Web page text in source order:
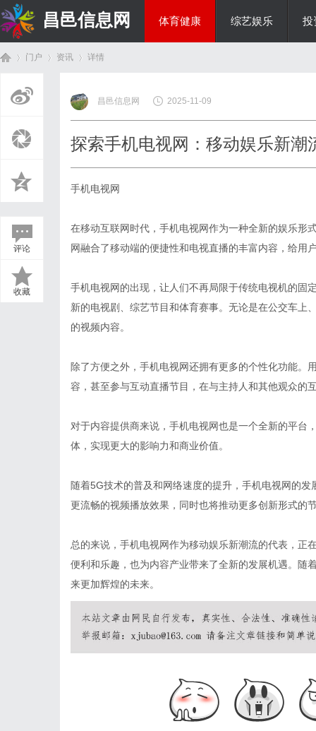
昌邑信息网 体育健康 综艺娱乐 投
门户 资讯
›
详情
评论
收藏
昌邑信息网 2025-11-09
探索手机电视网：移动娱乐新潮
手机电视网
在移动互联网时代，手机电视网作为一种全新的娱乐形
网融合了移动端的便捷性和电视直播的丰富内容，给用
手机电视网的出现，让人们不再局限于传统电视机的固
新的电视剧、综艺节目和体育赛事。无论是在公交车上
的视频内容。
除了方便之外，手机电视网还拥有更多的个性化功能。
容，甚至参与互动直播节目，在与主持人和其他观众的
对于内容提供商来说，手机电视网也是一个全新的平台
体，实现更大的影响力和商业价值。
随着5G技术的普及和网络速度的提升，手机电视网的
更流畅的视频播放效果，同时也将推动更多创新形式的
总的来说，手机电视网作为移动娱乐新潮流的代表，正
便利和乐趣，也为内容产业带来了全新的发展机遇。随
来更加辉煌的未来。